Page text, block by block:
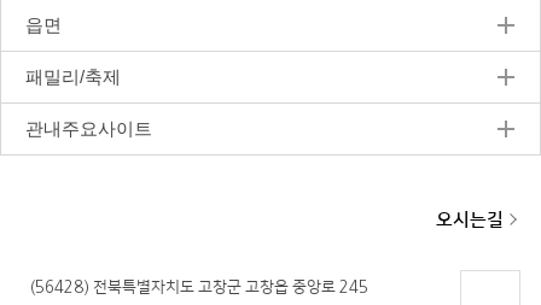
읍면
패밀리/축제
관내주요사이트
(56428) 전북특별자치도 고창군 고창읍 중앙로 245
오시는길